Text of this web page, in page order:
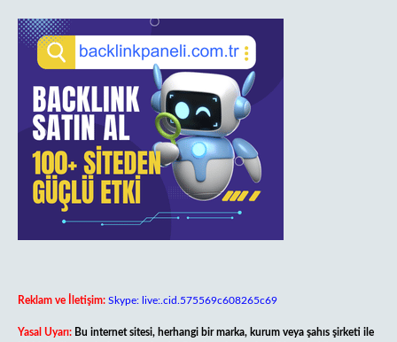
Reklam ve İletişim: Skype: live:.cid.575569c608265c69
Yasal Uyarı: Bu internet sitesi, herhangi bir marka, kurum veya şahıs şirketi ile